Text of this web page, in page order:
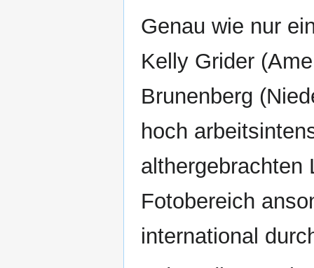
Genau wie nur
Kelly Grider
Brunenberg
hoch
althergebrachten
Fotobereich
international